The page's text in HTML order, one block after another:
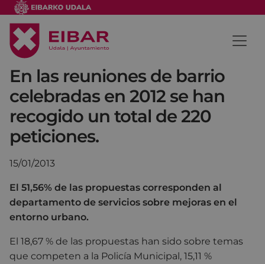
En las reuniones de barrio
celebradas en 2012 se han
recogido un total de 220
peticiones.
15/01/2013
El 51,56% de las propuestas corresponden al
departamento de servicios sobre mejoras en el
entorno urbano.
El 18,67 % de las propuestas han sido sobre temas
que competen a la Policía Municipal, 15,11 %